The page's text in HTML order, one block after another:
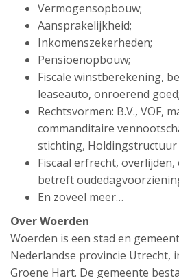
Vermogensopbouw;
Aansprakelijkheid;
Inkomenszekerheden;
Pensioenopbouw;
Fiscale winstberekening,
leaseauto, onroerend goed;
Rechtsvormen: B.V., VOF,
commanditaire
stichting, Holdingstructuur
Fiscaal erfrecht, overlijden,
betreft
En zoveel meer…
Over Woerden
Woerden is een stad en
Nederlandse provincie Utrecht,
Groene Hart. De gemeente